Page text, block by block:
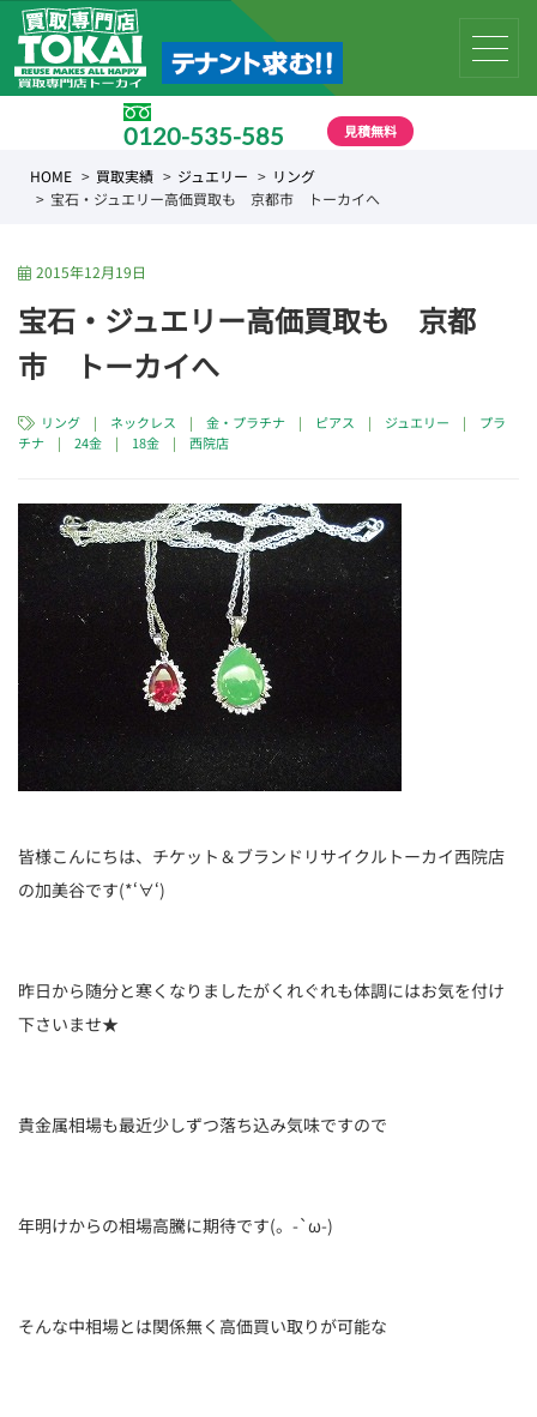
0120-535-585 見積無料
HOME 買取実績 ジュエリー
リング
宝石・ジュエリー高価買取も 京都市 トーカイへ
2015年12月19日
宝石・ジュエリー高価買取も 京都
市 トーカイへ
リング | ネックレス |金・プラチナ | ピアス | ジュエリー | プラ
チナ | 24金 | 18金 | 西院店
皆様こんにちは、チケット＆ブランドリサイクルトーカイ西院店
の加美谷です(*‘∀‘)
昨日から随分と寒くなりましたがくれぐれも体調にはお気を付け
下さいませ★
貴金属相場も最近少しずつ落ち込み気味ですので
年明けからの相場高騰に期待です(。-`ω-)
そんな中相場とは関係無く高価買い取りが可能な